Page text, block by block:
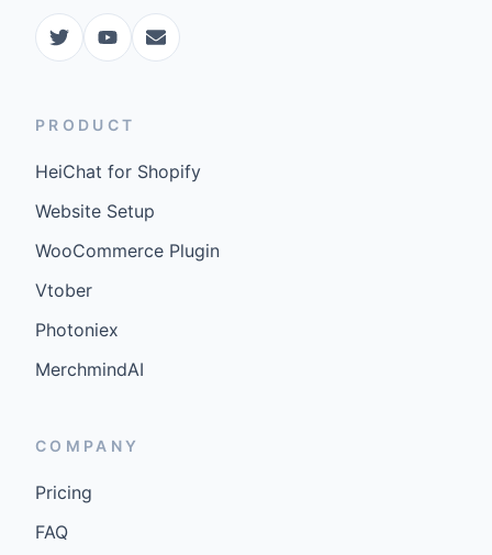
PRODUCT
HeiChat for Shopify
Website Setup
WooCommerce Plugin
Vtober
Photoniex
MerchmindAI
COMPANY
Pricing
FAQ